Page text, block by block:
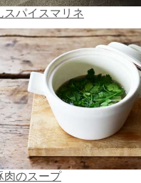
スパイスマリネ
肉のスープ